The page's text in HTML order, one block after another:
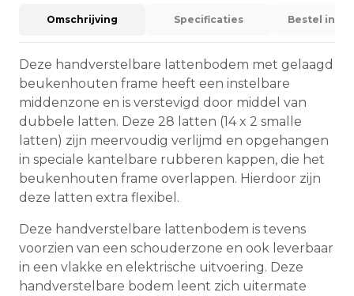
Omschrijving Specificaties Bestel
Deze handverstelbare lattenbodem met gelaagd
beukenhouten frame heeft een instelbare
middenzone en is verstevigd door middel van
dubbele latten. Deze 28 latten (14 x 2 smalle
latten) zijn meervoudig verlijmd en opgehangen
in speciale kantelbare rubberen kappen, die het
beukenhouten frame overlappen. Hierdoor zijn
deze latten extra flexibel.
Deze handverstelbare lattenbodem is tevens
voorzien van een schouderzone en ook leverbaar
in een vlakke en elektrische uitvoering. Deze
handverstelbare bodem leent zich uitermate